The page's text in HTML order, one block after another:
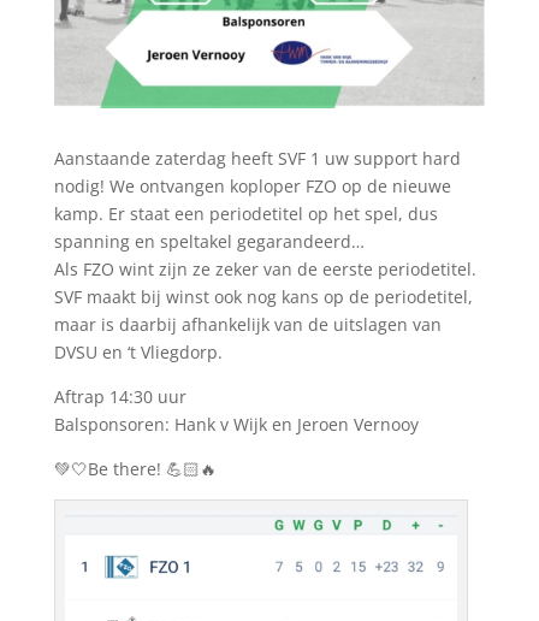
Aanstaande zaterdag heeft SVF 1 uw support hard
nodig! We ontvangen koploper FZO op de nieuwe
kamp. Er staat een periodetitel op het spel, dus
spanning en speltakel gegarandeerd…
Als FZO wint zijn ze zeker van de eerste periodetitel.
SVF maakt bij winst ook nog kans op de periodetitel,
maar is daarbij afhankelijk van de uitslagen van
DVSU en ‘t Vliegdorp.
Aftrap 14:30 uur
Balsponsoren: Hank v Wijk en Jeroen Vernooy
💚🤍Be there! 💪🏻🔥